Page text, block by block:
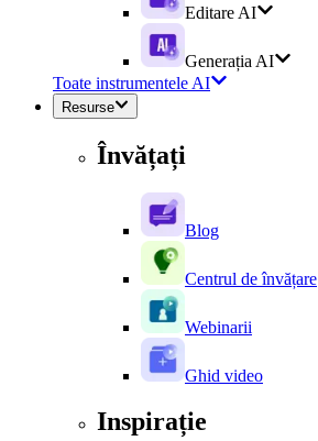
Editare AI
Generația AI
Toate instrumentele AI
Resurse
Învățați
Blog
Centrul de învățare
Webinarii
Ghid video
Inspirație